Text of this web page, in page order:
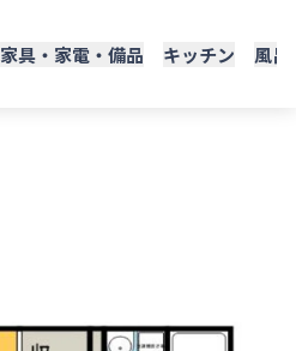
家具・家電・備品 キッチン 風呂